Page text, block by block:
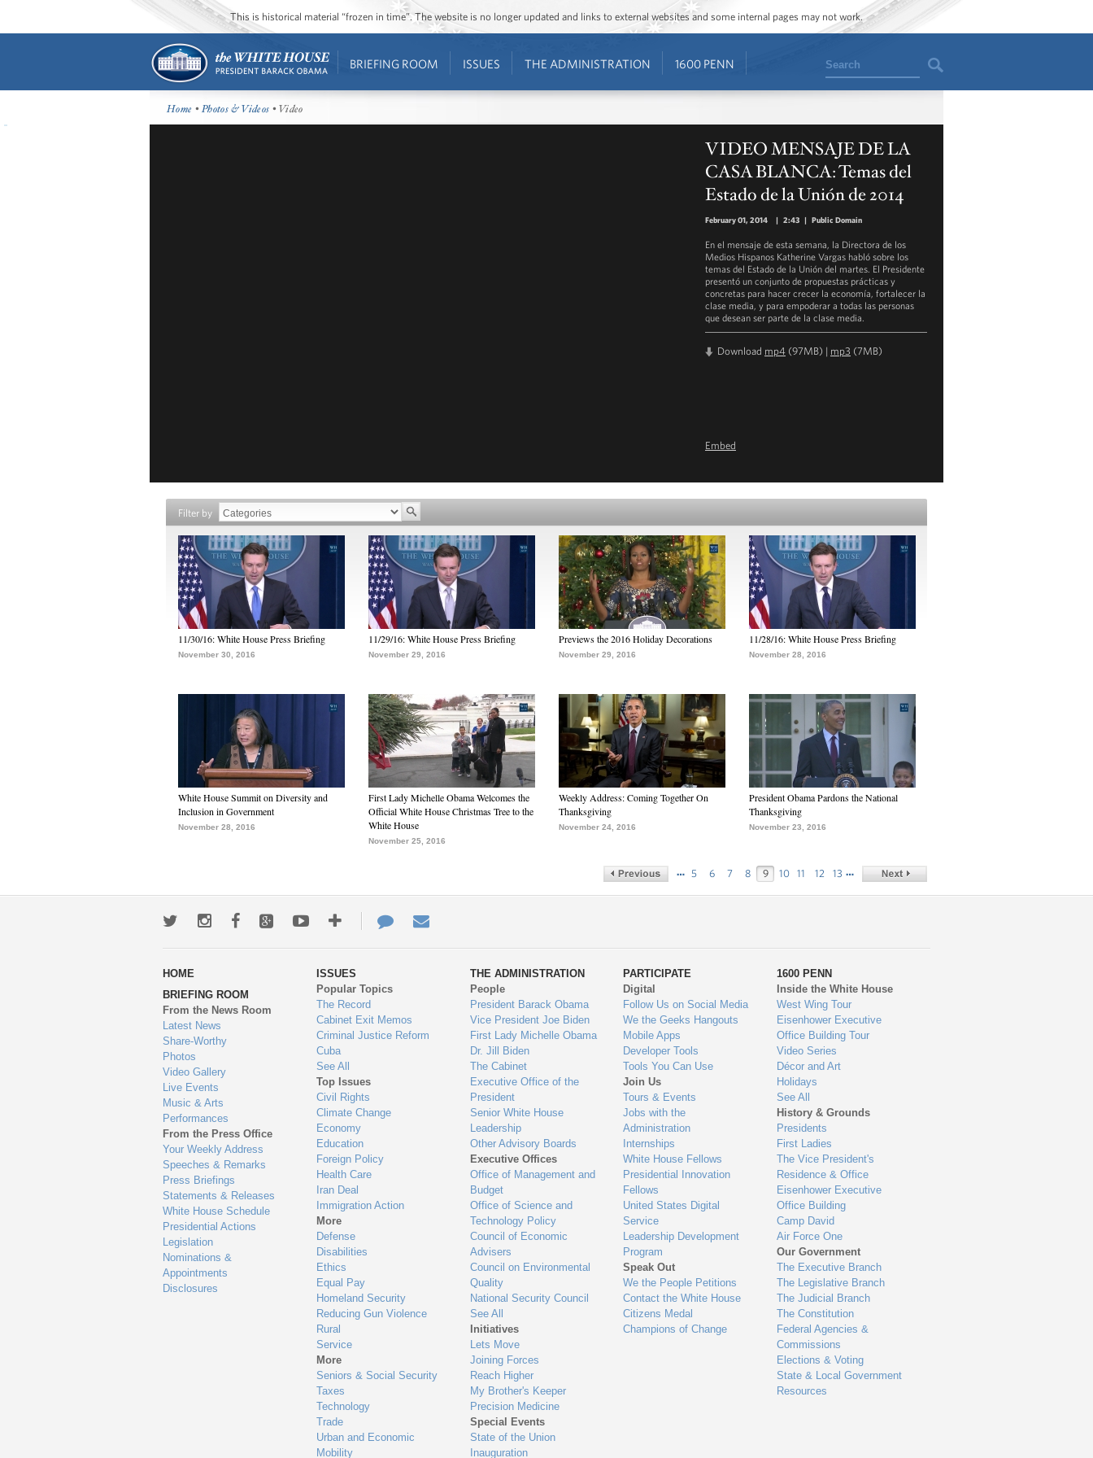
This is historical material “frozen in time”. The website is no longer updated and links to external websites and some internal pages may not work.
BRIEFING ROOM ISSUES THE ADMINISTRATION 1600 PENN Search
Home •Photos & Videos • Video
VIDEO MENSAJE DE LA
CASA BLANCA: Temas del
Estado de la Unión de 2014
February 01, 2014 | 2:43 | Public Domain
En el mensaje de esta semana, la Directora de los
Medios Hispanos Katherine Vargas habló sobre los
temas del Estado de la Unión del martes. El Presidente
presentó un conjunto de propuestas prácticas y
concretas para hacer crecer la economía, fortalecer la
clase media, y para empoderar a todas las personas
que desean ser parte de la clase media.
Download mp4 (97MB) | mp3 (7MB)
Embed
Filter by
11/30/16: White House Press Briefing
November 30, 2016
11/29/16: White House Press Briefing
November 29, 2016
Previews the 2016 Holiday Decorations
November 29, 2016
11/28/16: White House Press Briefing
November 28, 2016
White House Summit on Diversity and
Inclusion in Government
November 28, 2016
First Lady Michelle Obama Welcomes the
Official White House Christmas Tree to the
White House
November 25, 2016
Weekly Address: Coming Together On
Thanksgiving
November 24, 2016
President Obama Pardons the National
Thanksgiving
November 23, 2016
… 5 6 7 8 9 10 11 12 13 …